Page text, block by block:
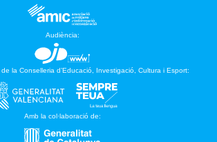
Audiència:
la Conselleria d’Educació, Investigació, Cultura i Esport:
Amb la col·laboració de: